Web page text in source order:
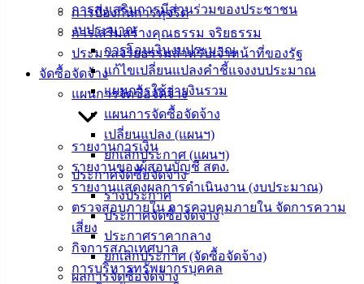
การป้องกันการทุจริต
การเสริมสร้างคุณธรรม จริยธรรม
ประมวลจริยธรรมสำหรับเจ้าหน้าที่ของรัฐ
จัดซื้อจัดจ้าง
แผนการจัดซื้อจัดจ้าง
แผนการจัดซื้อจัดจ้าง
เปลี่ยนแปลง (แผนฯ)
ยกเลิกประกาศ (แผนฯ)
ประกาศจัดซื้อจัดจ้าง
ร่างประกาศ
ประกาศจัดซื้อจัดจ้าง
ประกาศราคากลาง
ยกเลิกประกาศ (จัดซื้อจัดจ้าง)
ผลการจัดซื้อจัดจ้าง
การส่งเสริมการมีส่วนร่วมของประชาชน
งบประมาณ
การโอนเงินงบประมาณ
แก้ไขเปลี่ยนแปลงคำชี้แจงงบประมาณ
แผนการใช้จ่ายงินรวม
รายงานการเงิน
รายงานของผู้สอบบัญชี สตง.
รายงานแสดงผลการดำเนินงาน (งบประมาณ)
ตรวจสอบภายใน การควบคุมภายใน จัดการความ
เสี่ยง
กิจการสภาเทศบาล
การบริหารทรัพยากรบุคคล
เทศบาล
เทศบาล
ผู้บริหาร
และ
หัวหน้า
ราชการ
สภา